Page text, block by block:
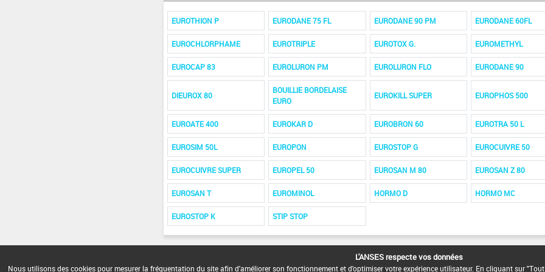
EUROTHION P EURODANE 75 FL EURODANE 90 PM EURODANE 60FL
EUROCHLORPHAME EUROTRIPLE EUROTOX G. EUROMETHYL
EUROCAP 83 EUROLURON PM EUROLURON FLO EURODANE 90
DIEUROX 80
BOUILLIE BORDELAISE
EURO
EUROKILL SUPER EUROPHOS 500
EUROATE 400 EUROKAR D EUROBRON 60 EUROTRA 50 L
EUROSIM 50L EUROPON EUROSTOP G EUROCUIVRE 50
EUROCUIVRE SUPER EUROPEL 50 EUROSAN M 80 EUROSAN Z 80
EUROSAN T EUROMINOL HORMO D HORMO MC
EUROSTOP K STIP STOP
L'ANSES respecte vos données
Nous utilisons des cookies pour mesurer la fréquentation du site afin d'améliorer son fonctionnement et d'optimiser votre expérience utilisateur. En cliquant sur